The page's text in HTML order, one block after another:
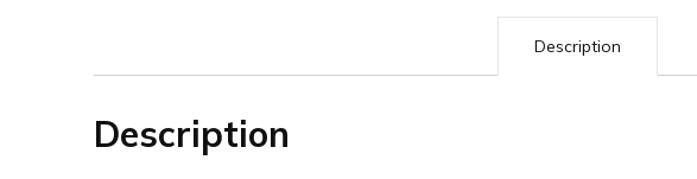
Description
Description